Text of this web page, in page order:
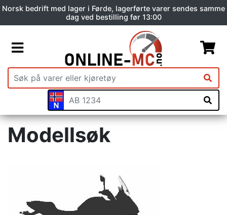
Norsk bedrift med lager i Førde, lagerførte varer sendes samme
dag ved bestilling før 13:00
Modellsøk